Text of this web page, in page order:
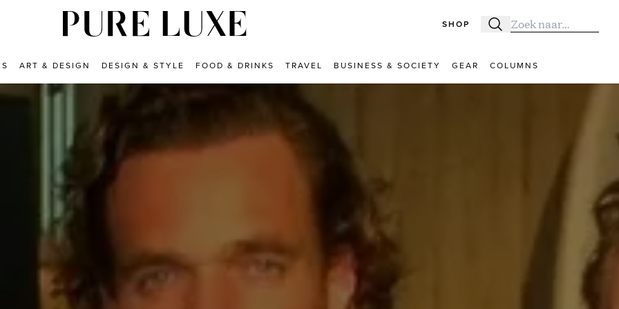
SHOP Zoeken
Zoek naar:
ART & DESIGN DESIGN & STYLE FOOD & DRINKS TRAVEL BUSINESS & SOCIETY GEAR COLUMNS